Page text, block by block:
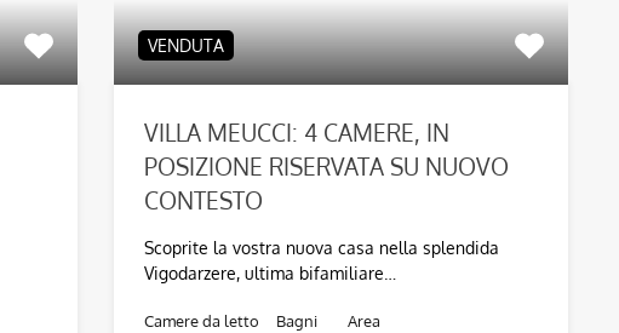
VENDUTA
VILLA MEUCCI: 4 CAMERE, IN
POSIZIONE RISERVATA SU NUOVO
CONTESTO
Scoprite la vostra nuova casa nella splendida
Vigodarzere, ultima bifamiliare…
Camere da letto Bagni Area